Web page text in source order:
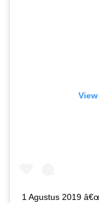
1 Agustus 2019